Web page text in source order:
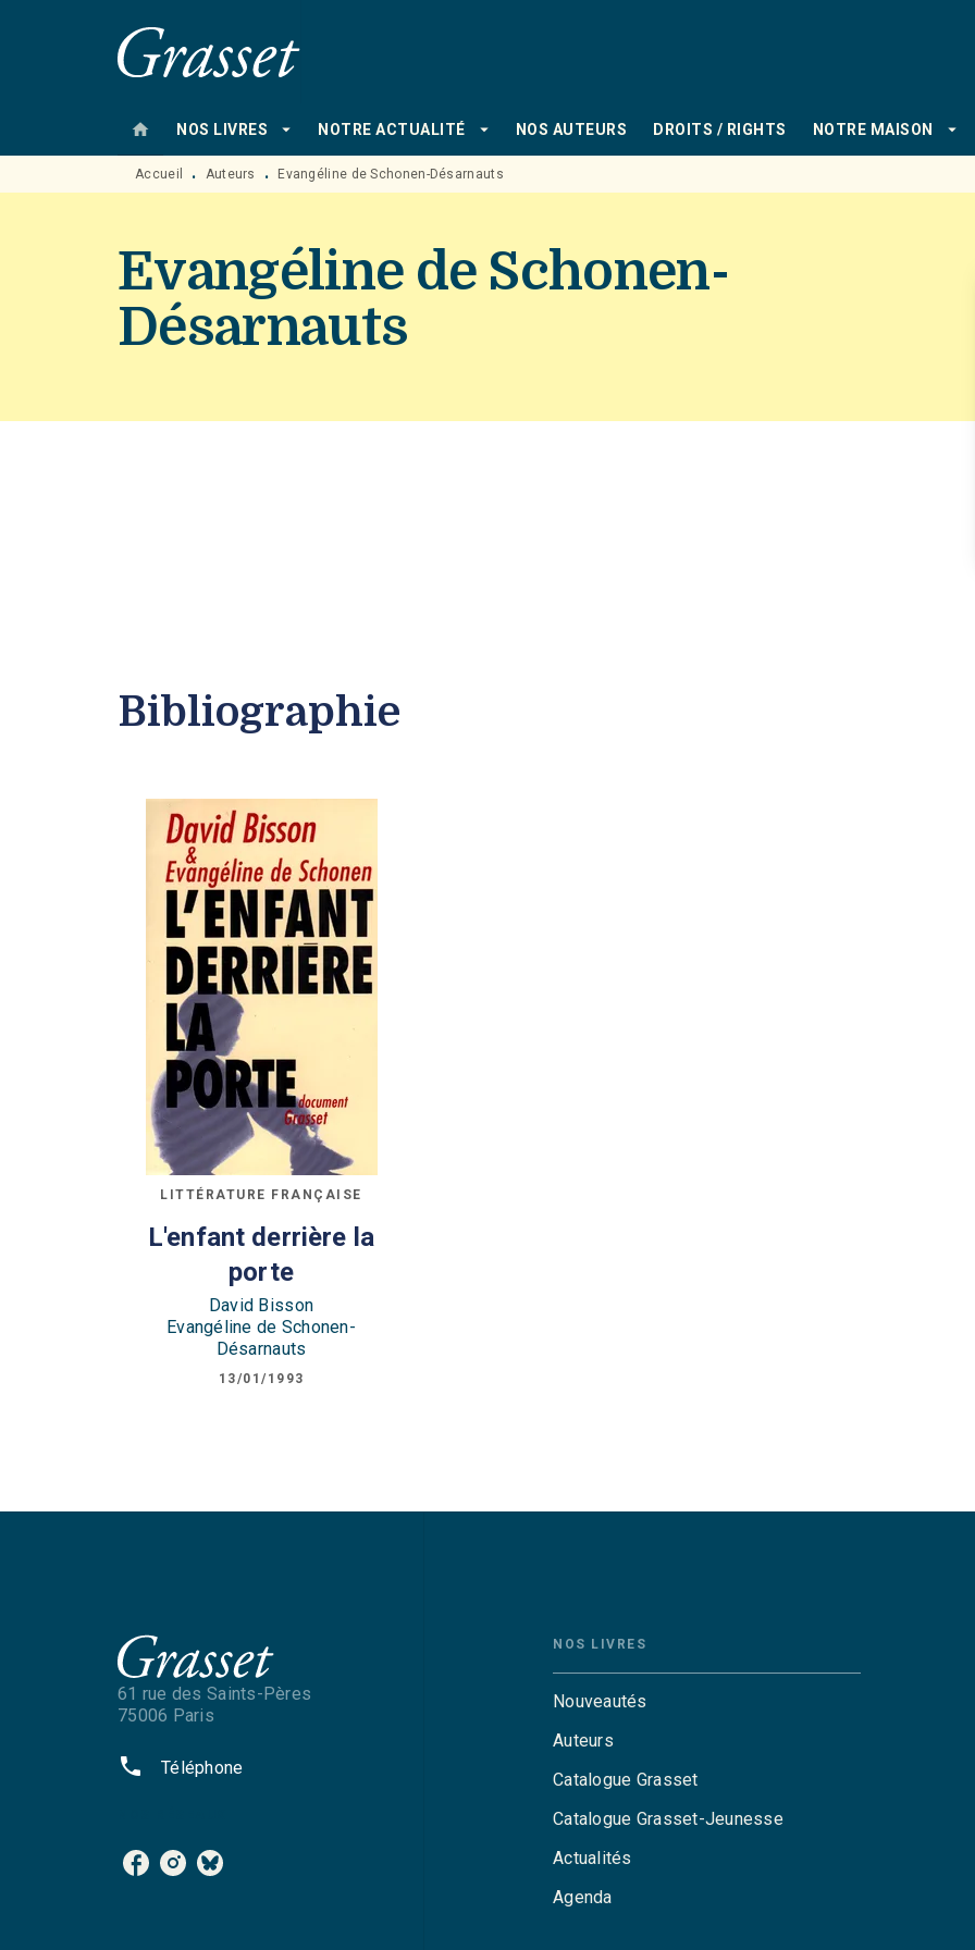
MENU RECHERCHE
home NOS LIVRES arrow_drop_down NOTRE ACTUALITÉ arrow_drop_down NOS AUTEURS DROITS / RIGHTS NOTRE MAISON arrow_drop_down
Accueil • Auteurs • Evangéline de Schonen-Désarnauts
Evangéline de Schonen-
Désarnauts
Bibliographie
LITTÉRATURE FRANÇAISE
L'enfant derrière la
porte
David Bisson
Evangéline de Schonen-
Désarnauts
13/01/1993
61 rue des Saints-Pères
75006 Paris
phone Téléphone
NOS LIVRES
Nouveautés
Auteurs
Catalogue Grasset
Catalogue Grasset-Jeunesse
Actualités
Agenda